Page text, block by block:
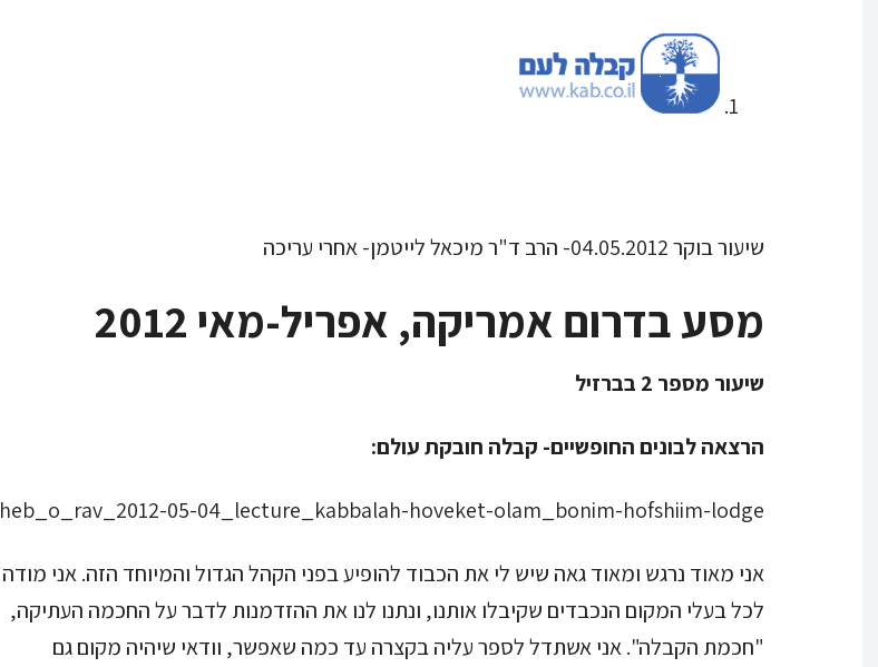
שיעור בוקר 04.05.2012- הרב ד"ר מיכאל לייטמן- אחרי עריכה
מסע בדרום אמריקה, אפריל-מאי 2012
שיעור מספר 2 בברזיל
הרצאה לבונים החופשיים- קבלה חובקת עולם:
heb_o_rav_2012-05-04_lecture_kabbalah-hoveket-olam_bonim-hofshiim-lodge
אני מאוד נרגש ומאוד גאה שיש לי את הכבוד להופיע בפני הקהל הגדול והמיוחד הזה. אני מודה
לכל בעלי המקום הנכבדים שקיבלו אותנו, ונתנו לנו את ההזדמנות לדבר על החכמה העתיקה,
"חכמת הקבלה". אני אשתדל לספר עליה בקצרה עד כמה שאפשר, וודאי שיהיה מקום גם